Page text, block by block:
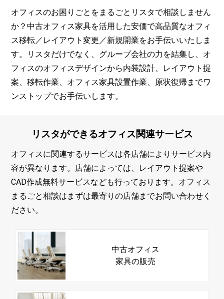
オフィスのお困りごとをまるごとリスタで相談しません
か？中古オフィス家具を活用した安価で高品質なオフィ
ス移転／レイアウト変更／新規開業をお手伝いいたしま
す。リスタだけでなく、グループ会社の力を結集し、オ
フィスのオフィスデザインから内装設計、レイアウト提
案、移転作業、オフィス家具設置作業、原状復帰までワ
ンストップでお手伝いします。
リスタができるオフィス関連サービス
オフィスに関連するサービスは各店舗によりサービス内
容が異なります。店舗によっては、レイアウト提案や
CAD作成無料サービスなども行っております。オフィス
まるごと相談はまずは最寄りの店舗までお問い合わせく
ださい。
中古オフィス
家具の販売